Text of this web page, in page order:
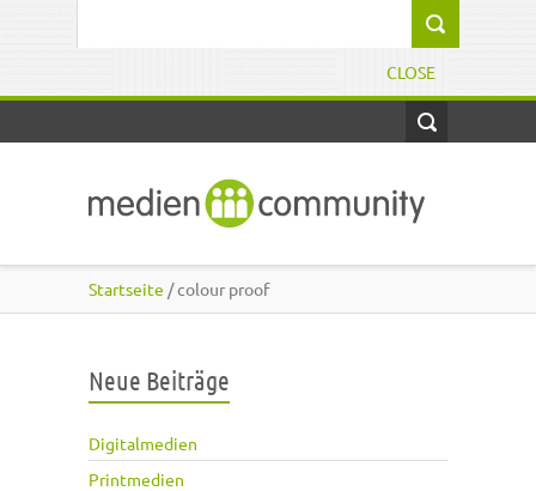
CLOSE
Startseite / colour proof
Neue Beiträge
Digitalmedien
Printmedien